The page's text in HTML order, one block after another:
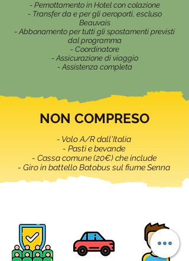
- Pernottamento in Hotel con colazione
- Transfer da e per gli aeroporti, escluso
Beauvais
- Abbonamento per tutti gli spostamenti previsti
dal programma
- Coordinatore
- Assicurazione di viaggio
- Assistenza completa
NON COMPRESO
- Volo A/R dall'Italia
- Pasti e bevande
- Cassa comune (20€) che include
- Giro in battello Batobus sul fiume Senna